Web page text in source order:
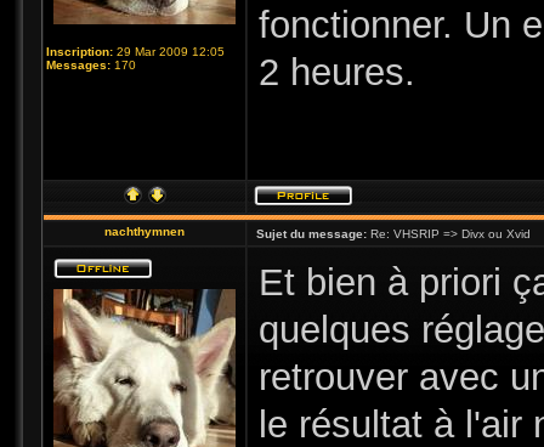
Inscription: 29 Mar 2009 12:05
Messages: 170
fonctionner. Un
2 heures.
nachthymnen Sujet du message: Re: VHSRIP => Divx ou Xvid
Et bien à priori
quelques
retrouver avec
le résultat à l'air